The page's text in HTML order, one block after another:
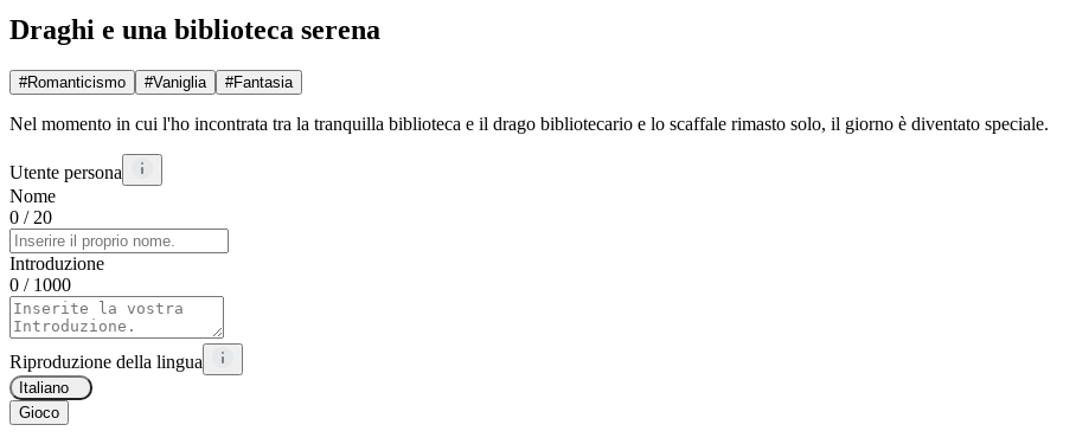
Draghi e una biblioteca serena
#Romanticismo #Vaniglia #Fantasia
Nel momento in cui l'ho incontrata tra la tranquilla biblioteca e il drago bibliotecario e lo scaffale rimasto solo, il giorno è diventato speciale.
Utente persona
Nome
0 / 20
Introduzione
0 / 1000
Riproduzione della lingua
Italiano
Gioco